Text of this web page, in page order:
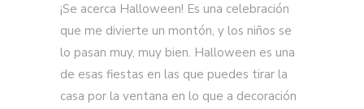
¡Se acerca Halloween! Es una celebración
que me divierte un montón, y los niños se
lo pasan muy, muy bien. Halloween es una
de esas fiestas en las que puedes tirar la
casa por la ventana en lo que a decoración